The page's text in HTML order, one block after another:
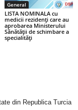
General
LISTA NOMINALA cu
medicii rezidenţi care au
aprobarea Ministerului
Sănătăţii de schimbare a
specialităţi
din Republica Turcia